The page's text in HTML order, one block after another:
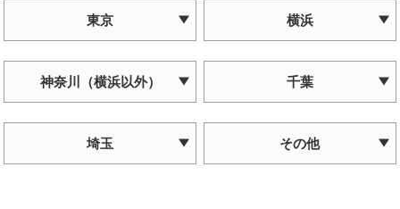
東京 横浜
神奈川（横浜以外） 千葉
埼玉 その他